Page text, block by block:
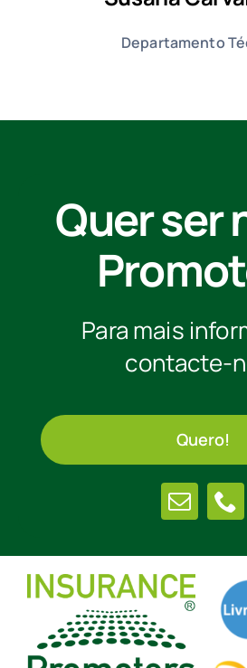
Departamento
Quer ser
Para mais
contacte-
Quero!